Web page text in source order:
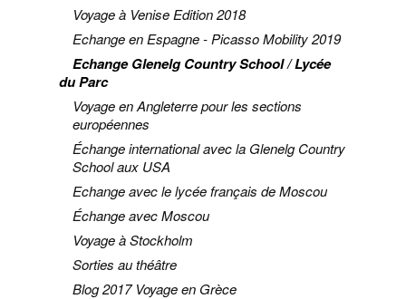
Voyage à Venise Edition 2018
Echange en Espagne - Picasso Mobility 2019
Echange Glenelg Country School / Lycée
du Parc
Voyage en Angleterre pour les sections
européennes
Échange international avec la Glenelg Country
School aux USA
Echange avec le lycée français de Moscou
Échange avec Moscou
Voyage à Stockholm
Sorties au théâtre
Blog 2017 Voyage en Grèce